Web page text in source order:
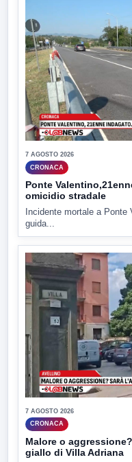
7 AGOSTO 2026
CRONACA
Ponte
omicidio stradale
Incidente mortale a
guida...
7 AGOSTO 2026
CRONACA
Malore o
giallo di Villa Adriana